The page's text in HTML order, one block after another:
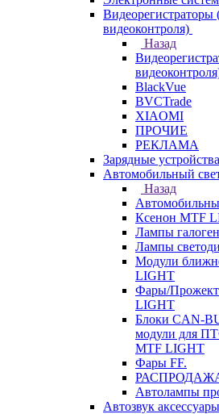
Видеорегистраторы
видеоконтроля)
Назад
BlackVue
BVCTrade
XIAOMI
ПРОЧИЕ
РЕКЛАМА
Зарядные
Автомобильный
Назад
Ксенон MTF
Лампы
Лампы
Модули
LIGHT
Фары/
LIGHT
Блоки CAN-
модули для
MTF LIGHT
Фары FF.
Автолампы
Автозвук